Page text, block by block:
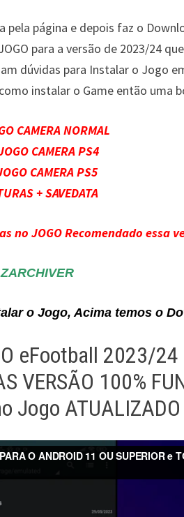
pela página e depois faz o
para a versão de 2023/24
dúvidas para Instalar o Jogo
instalar o Game então uma
CAMERA NORMAL
CAMERA PS4
CAMERA PS5
+ SAVEDATA
no JOGO Recomendado essa
ZARCHIVER
o Jogo, Acima temos o
eFootball 2023/24
VERSÃO 100%
Jogo ATUALIZADO